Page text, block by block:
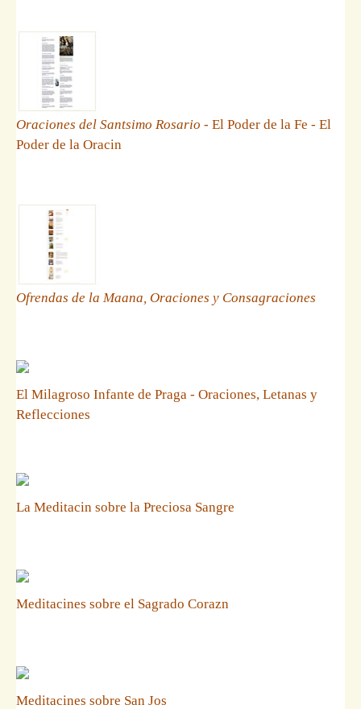
Oraciones del Santsimo Rosario - El Poder de la Fe - El
Poder de la Oracin
Ofrendas de la Maana, Oraciones y Consagraciones
El Milagroso Infante de Praga - Oraciones, Letanas y
Reflecciones
La Meditacin sobre la Preciosa Sangre
Meditacines sobre el Sagrado Corazn
Meditacines sobre San Jos